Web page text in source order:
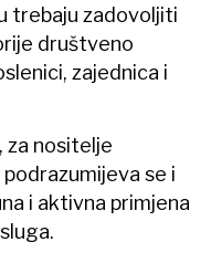
trebaju zadovoljiti
društveno
zajednica i
za nositelje
se i
i aktivna primjena